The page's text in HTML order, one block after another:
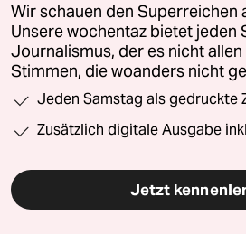
Wir schauen den Superreichen
Unsere wochentaz bietet jeden
Journalismus, der es nicht
Stimmen, die woanders nicht
Jeden Samstag als gedruckte
Zusätzlich digitale Ausgabe
Jetzt